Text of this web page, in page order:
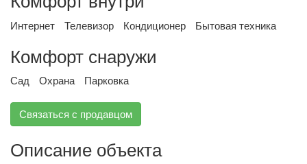
Интернет Телевизор Кондиционер Бытовая техника
Комфорт снаружи
Сад Охрана Парковка
Связаться с продавцом
Описание объекта